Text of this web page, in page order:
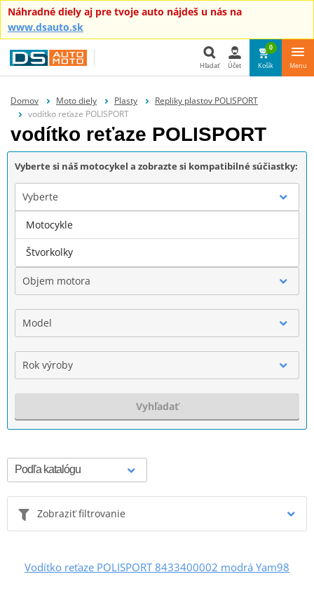
Náhradné diely aj pre tvoje auto nájdeš u nás na
www.dsauto.sk
Hľadať Účet
0
Košík Menu
Domov Moto diely Plasty
Repliky plastov POLISPORT
vodítko reťaze POLISPORT
vodítko reťaze POLISPORT
Vyberte si náš motocykel a zobrazte si kompatibilné súčiastky:
Vyberte
Značka
Objem motora
Model
Rok výroby
Vyhľadať
Zobraziť filtrovanie
Vodítko reťaze POLISPORT 8433400002 modrá Yam98
Motocykle
Štvorkolky